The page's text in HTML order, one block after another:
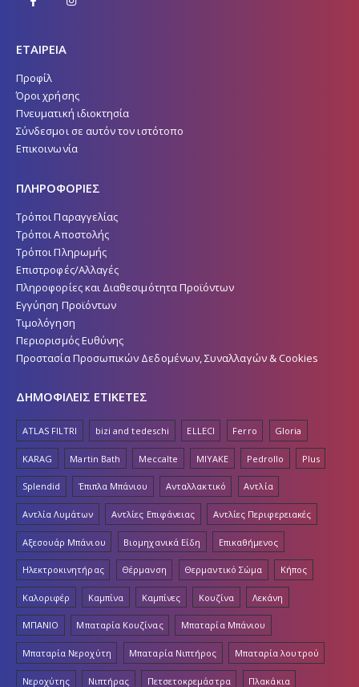
ΕΤΑΙΡΕΙΑ
Προφίλ
Όροι χρήσης
Πνευματική ιδιοκτησία
Σύνδεσμοι σε αυτόν τον ιστότοπο
Επικοινωνία
ΠΛΗΡΟΦΟΡΙΕΣ
Τρόποι Παραγγελίας
Τρόποι Αποστολής
Τρόποι Πληρωμής
Επιστροφές/Αλλαγές
Πληροφορίες και Διαθεσιμότητα Προϊόντων
Εγγύηση Προϊόντων
Τιμολόγηση
Περιορισμός Ευθύνης
Προστασία Προσωπικών Δεδομένων, Συναλλαγών & Cookies
ΔΗΜΟΦΙΛΕΙΣ ΕΤΙΚΕΤΕΣ
ATLAS FILTRI bizi and tedeschi ELLECI Ferro Gloria
KARAG Martin Bath Meccalte MIYAKE Pedrollo Plus
Splendid Έπιπλα Μπάνιου Ανταλλακτικό Αντλία
Αντλία Λυμάτων Αντλίες Επιφάνειας Αντλίες Περιφερειακές
Αξεσουάρ Μπάνιου Βιομηχανικά Είδη Επικαθήμενος
Ηλεκτροκινητήρας Θέρμανση Θερμαντικό Σώμα Κήπος
Καλοριφέρ Καμπίνα Καμπίνες Κουζίνα Λεκάνη
ΜΠΑΝΙΟ Μπαταρία Κουζίνας Μπαταρία Μπάνιου
Μπαταρία Νεροχύτη Μπαταρία Νιπτήρος Μπαταρία λουτρού
Νεροχύτης Νιπτήρας Πετσετοκρεμάστρα Πλακάκια